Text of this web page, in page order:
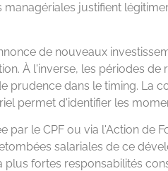
justifient
de nouveaux
À l'inverse, les périodes de
dans le timing. La
permet d'identifier les
par le CPF ou via l'Action de
salariales de ce
fortes responsabilités